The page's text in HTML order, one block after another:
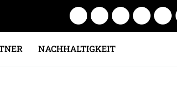
NACHHALTIGKEIT